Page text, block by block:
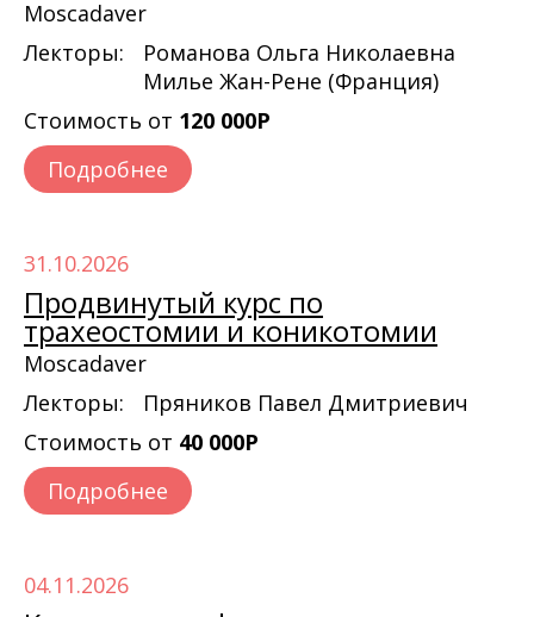
Moscadaver
Лекторы:
Романова Ольга Николаевна
Милье Жан-Рене (Франция)
Стоимость от 120 000Р
Подробнее
31.10.2026
Продвинутый курс по
трахеостомии и коникотомии
Moscadaver
Лекторы:
Пряников Павел Дмитриевич
Стоимость от 40 000Р
Подробнее
04.11.2026